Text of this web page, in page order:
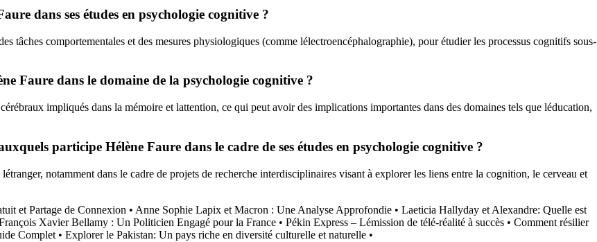
dans ses études en psychologie cognitive ?
tâches comportementales et des mesures physiologiques (comme lélectroencéphalographie), pour étudier les processus cognitifs sous-
Faure dans le domaine de la psychologie cognitive ?
impliqués dans la mémoire et lattention, ce qui peut avoir des implications importantes dans des domaines tels que léducation,
participe Hélène Faure dans le cadre de ses études en psychologie cognitive ?
notamment dans le cadre de projets de recherche interdisciplinaires visant à explorer les liens entre la cognition, le cerveau et
et Partage de Connexion • Anne Sophie Lapix et Macron : Une Analyse Approfondie • Laeticia Hallyday et Alexandre: Quelle est
Xavier Bellamy : Un Politicien Engagé pour la France • Pékin Express – Lémission de télé-réalité à succès • Comment résilier
Complet • Explorer le Pakistan: Un pays riche en diversité culturelle et naturelle •